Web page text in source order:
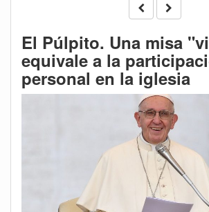
El Púlpito. Una misa
equivale a la
personal en la iglesia